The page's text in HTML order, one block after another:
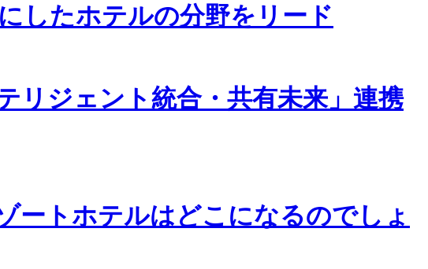
したホテルの分野をリード
リジェント統合・共有未来」連携
ートホテルはどこになるのでしょ